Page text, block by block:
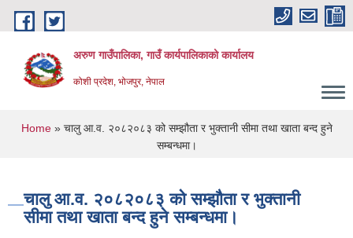
Skip to main content
अरुण गाउँपालिका, गाउँ कार्यपालिकाको कार्यालय
कोशी प्रदेश, भोजपुर, नेपाल
You are here
Home» चालु आ.व. २०८२०८३ को सम्झौता र भुक्तानी सीमा तथा खाता बन्द हुने
सम्बन्धमा।
चालु आ.व. २०८२०८३ को सम्झौता र भुक्तानी
सीमा तथा खाता बन्द हुने सम्बन्धमा।